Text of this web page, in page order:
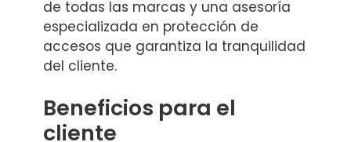
de todas las marcas y una asesoría
especializada en protección de
accesos que garantiza la tranquilidad
del cliente.
Beneficios para el
cliente